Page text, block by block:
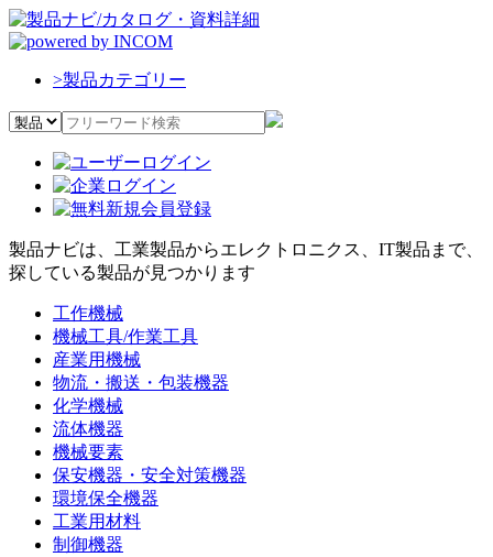
>製品カテゴリー
製品ナビは、工業製品からエレクトロニクス、IT製品まで、
探している製品が見つかります
工作機械
機械工具/作業工具
産業用機械
物流・搬送・包装機器
化学機械
流体機器
機械要素
保安機器・安全対策機器
環境保全機器
工業用材料
制御機器